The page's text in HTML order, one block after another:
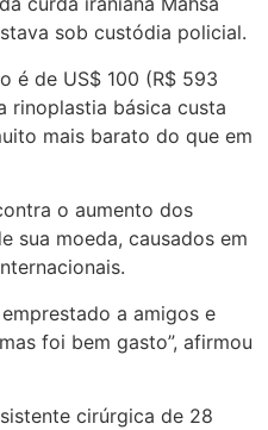
sob custódia policial.
é de US$ 100 (R$ 593
rinoplastia básica custa
mais barato do que em
o aumento dos
sua moeda, causados em
a amigos e
foi bem gasto”, afirmou
cirúrgica de 28